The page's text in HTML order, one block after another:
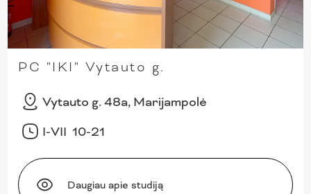
PC "IKI" Vytauto g.
Vytauto g. 48a, Marijampolė
I-VII 10-21
Daugiau apie studiją